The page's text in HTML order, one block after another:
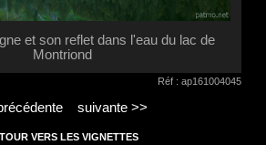
et son reflet dans l'eau du lac de
Montriond
Réf : ap161004045
suivante >>
VERS LES VIGNETTES